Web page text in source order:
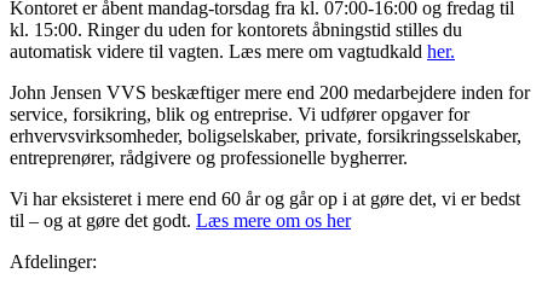
Kontoret er åbent mandag-torsdag fra kl. 07:00-16:00 og fredag til
kl. 15:00. Ringer du uden for kontorets åbningstid stilles du
automatisk videre til vagten. Læs mere om vagtudkald her.
John Jensen VVS beskæftiger mere end 200 medarbejdere inden for
service, forsikring, blik og entreprise. Vi udfører opgaver for
erhvervsvirksomheder, boligselskaber, private, forsikringsselskaber,
entreprenører, rådgivere og professionelle bygherrer.
Vi har eksisteret i mere end 60 år og går op i at gøre det, vi er bedst
til – og at gøre det godt. Læs mere om os her
Afdelinger: